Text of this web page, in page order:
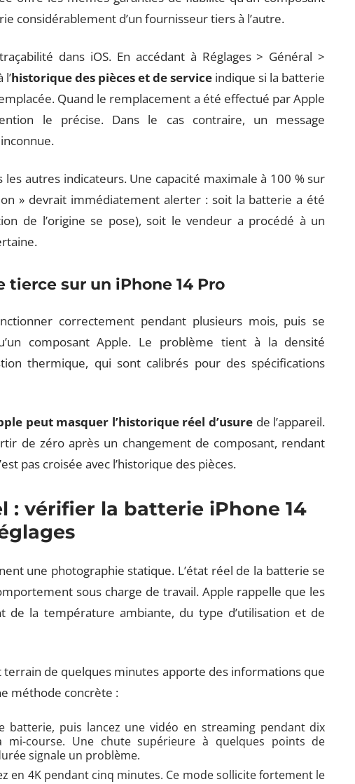
considérablement d’un fournisseur tiers à l’autre.
dans iOS. En accédant à Réglages > Général >
historique des pièces et de service indique si la batterie
Quand le remplacement a été effectué par Apple
le précise. Dans le cas contraire, un message
autres indicateurs. Une capacité maximale à 100 % sur
» devrait immédiatement alerter : soit la batterie a été
de l’origine se pose), soit le vendeur a procédé à un
sur un iPhone 14 Pro
correctement pendant plusieurs mois, puis se
composant Apple. Le problème tient à la densité
thermique, qui sont calibrés pour des spécifications
peut masquer l’historique réel d’usure de l’appareil.
de zéro après un changement de composant, rendant
pas croisée avec l’historique des pièces.
: vérifier la batterie iPhone 14
une photographie statique. L’état réel de la batterie se
sous charge de travail. Apple rappelle que les
de la température ambiante, du type d’utilisation et de
terrain de quelques minutes apporte des informations que
méthode concrète :
batterie, puis lancez une vidéo en streaming pendant dix
mi-course. Une chute supérieure à quelques points de
signale un problème.
en 4K pendant cinq minutes. Ce mode sollicite fortement le